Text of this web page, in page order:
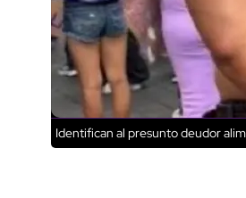
Identifican al presunto deudor